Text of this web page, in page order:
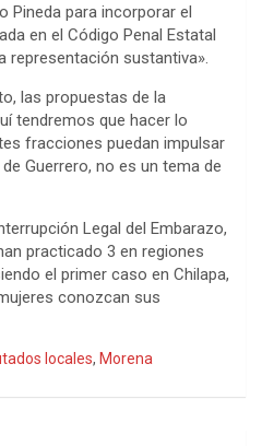
Pineda para incorporar el
en el Código Penal Estatal
representación sustantiva».
las propuestas de la
tendremos que hacer lo
fracciones puedan impulsar
Guerrero, no es un tema de
Legal del Embarazo,
practicado 3 en regiones
el primer caso en Chilapa,
conozcan sus
locales, Morena